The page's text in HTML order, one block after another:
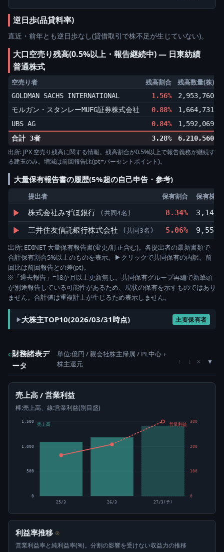
逆日歩(品貸料率)
直近・前年とも逆日歩なし(貸借取引で株不足が生じていない)。
大口空売り残高(0.5%以上・報告継続中) ― 日東紡績
普通株式
空売り者 残高割合 残高数量(株)
GOLDMAN SACHS INTERNATIONAL 1.56% 2,953,760
モルガン・スタンレーMUFG証券株式会社
0.88% 1,664,731
UBS AG
0.84% 1,592,069
合計 3者
3.28% 6,210,560
出所: JPX 空売り残高に関する情報。残高割合が0.5%以上で報告義務が継続す
る建玉のみ。増減は前回報告比(pt=パーセントポイント)。
大量保有報告書の履歴(5%超の自己申告・参考)
提出者 保有割合 保有株数
▶ 株式会社みずほ銀行 (共同4名) 8.34%
▶ 三井住友信託銀行株式会社 (共同3名) 5.06%
出所: EDINET 大量保有報告書(変更/訂正含む)。各提出者の最新書類で
合計保有割合5%以上のものを表示。▶クリックで共同保有の内訳。前
回比は前回報告との差(pt)。
※「過去報告」=18か月以上更新無し。共同保有グループ再編で新筆頭
が別途報告している可能性があるため、現状の保有を示すものではあり
ません。合計値は重複計上が生じるため表示しません。
大株主TOP10(2026/03/31時点) 主要保有者
c財務諸表デ
ータ
単位:億円 / 親会社株主帰属 / PL中心 +
株主還元
↑ ↓ ×
売上高 / 営業利益
棒:売上高、線:営業利益(別目盛)
0
500
1,000
1,500
0
100
200
300
25/3 26/3 27/3(予)
売上高 営業利益
利益率推移 ⊙
営業利益率と純利益率(%)。分割の影響を受けない収益力の推移